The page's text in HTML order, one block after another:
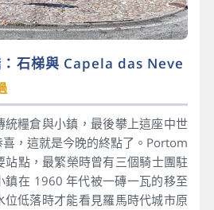
石梯與 Capela das Neve
統糧倉與小鎮，最後攀上這座中世
，這就是今晚的終點了。Portom
點，最繁榮時曾有三個騎士團駐
鎮在 1960 年代被一磚一瓦的移至
低落時才能看見羅馬時代城市原